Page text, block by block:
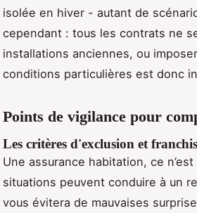
isolée en hiver - autant de
cependant : tous les contrats ne
installations anciennes, ou
conditions particulières est donc
Points de vigilance pour
Les critères d'exclusion et
Une assurance habitation, ce
situations peuvent conduire à un
vous évitera de mauvaises